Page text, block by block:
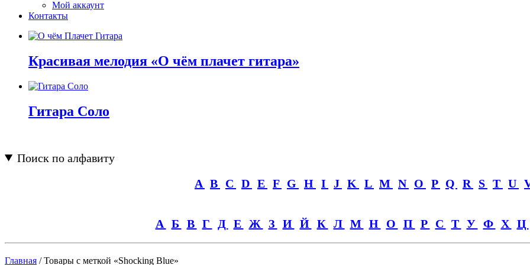
Мой аккаунт
Контакты
Красивая мелодия «О чём плачет гитара»
Гитара Соло
Поиск по алфавиту
A B C D E F G H I J K L M N O P Q R S T U
А Б В Г Д Е Ж З И Й К Л М Н О П Р С Т У Ф Х Ц
Главная / Товары с меткой «Shocking Blue»